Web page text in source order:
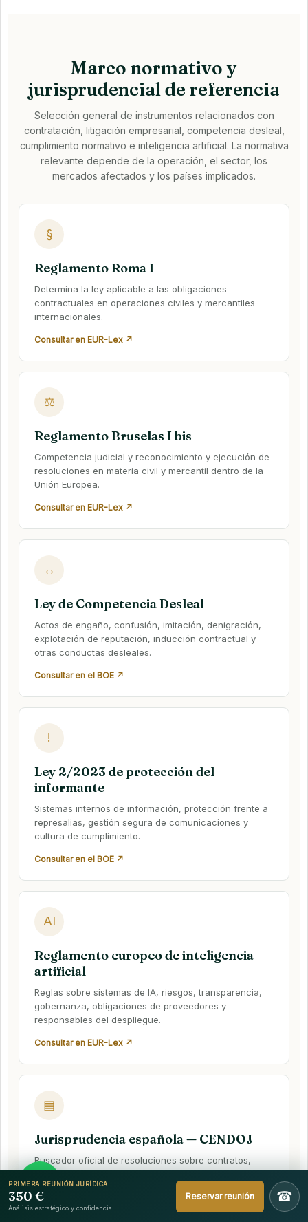
PRIMERA REUNIÓN JURÍDICA
350 €
Análisis estratégico y confidencial
Reservar reunión ☎
Marco normativo y
jurisprudencial de referencia
Selección general de instrumentos relacionados con
contratación, litigación empresarial, competencia desleal,
cumplimiento normativo e inteligencia artificial. La normativa
relevante depende de la operación, el sector, los
mercados afectados y los países implicados.
§
Reglamento Roma I
Determina la ley aplicable a las obligaciones
contractuales en operaciones civiles y mercantiles
internacionales.
Consultar en EUR-Lex ↗
⚖
Reglamento Bruselas I bis
Competencia judicial y reconocimiento y ejecución de
resoluciones en materia civil y mercantil dentro de la
Unión Europea.
Consultar en EUR-Lex ↗
↔
Ley de Competencia Desleal
Actos de engaño, confusión, imitación, denigración,
explotación de reputación, inducción contractual y
otras conductas desleales.
Consultar en el BOE ↗
!
Ley 2/2023 de protección del
informante
Sistemas internos de información, protección frente a
represalias, gestión segura de comunicaciones y
cultura de cumplimiento.
Consultar en el BOE ↗
AI
Reglamento europeo de inteligencia
artificial
Reglas sobre sistemas de IA, riesgos, transparencia,
gobernanza, obligaciones de proveedores y
responsables del despliegue.
Consultar en EUR-Lex ↗
▤
Jurisprudencia española — CENDOJ
Buscador oficial de resoluciones sobre contratos,
competencia desleal, responsabilidad empresarial,
tecnología y litigación mercantil.
Buscar resoluciones ↗